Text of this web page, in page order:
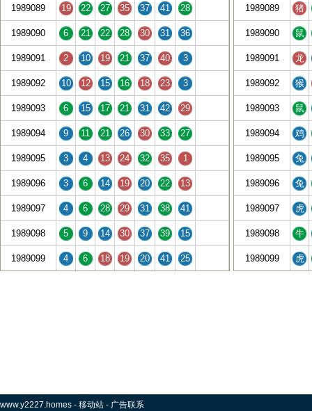
1989089 19 22 27 35 37 41 28
1989090 6 21 22 28 30 31 36
1989091 2 10 19 21 37 40 3
1989092 10 12 15 16 18 23 3
1989093 6 15 17 21 31 42 29
1989094 9 11 21 26 30 33 27
1989095 3 4 13 24 32 35 1
1989096 3 6 14 19 20 22 13
1989097 4 6 28 29 31 38 41
1989098 5 9 14 30 37 39 15
1989099 4 6 18 19 20 41 25
1989089 猪
1989090 鼠
1989091 龙
1989092 猴
1989093 鼠
1989094 鸡
1989095 兔
1989096 兔
1989097 虎
1989098 牛
1989099 虎
www.y2227.homes - 移动站 - 广告联系